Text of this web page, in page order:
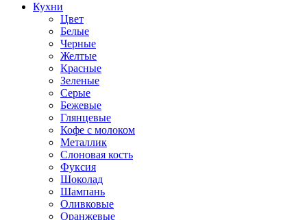
Кухни
Цвет
Белые
Черные
Желтые
Красные
Зеленые
Серые
Бежевые
Глянцевые
Кофе с молоком
Металлик
Слоновая кость
Фуксия
Шоколад
Шампань
Оливковые
Оранжевые